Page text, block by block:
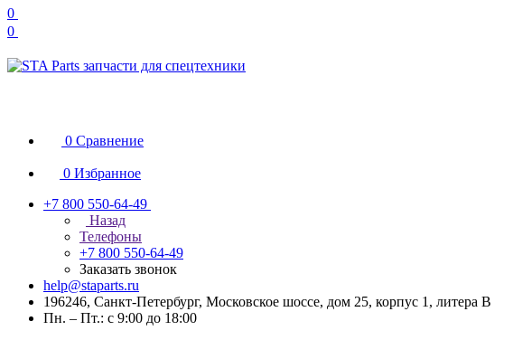
0
0
0 Сравнение
0 Избранное
+7 800 550-64-49
Назад
Телефоны
+7 800 550-64-49
Заказать звонок
help@staparts.ru
196246, Санкт-Петербург, Московское шоссе, дом 25, корпус 1, литера В
Пн. – Пт.: с 9:00 до 18:00